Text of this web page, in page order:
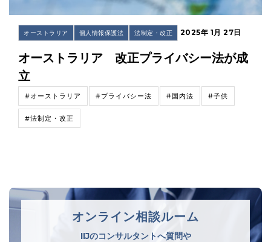
オーストラリア 個人情報保護法 法制定・改正 2025年 1月 27日
オーストラリア 改正プライバシー法が成
立
#オーストラリア #プライバシー法 #国内法 #子供
#法制定・改正
オンライン相談ルーム
IIJのコンサルタントへ質問や